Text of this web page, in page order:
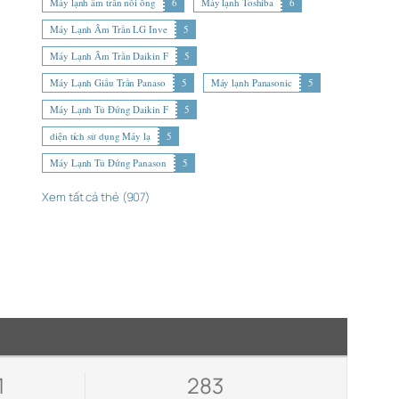
Máy Lạnh Âm Trần LG Inve
5
Máy Lạnh Âm Trần Daikin F
5
Máy Lạnh Giấu Trần Panaso
5 Máy lạnh Panasonic
5
Máy Lạnh Tủ Đứng Daikin F
5
diện tích sử dụng Máy lạ
5
Máy Lạnh Tủ Đứng Panason
5
Xem tất cả thẻ (907)
283